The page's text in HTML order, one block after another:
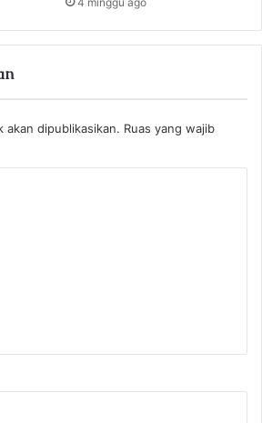
akan dipublikasikan. Ruas yang wajib